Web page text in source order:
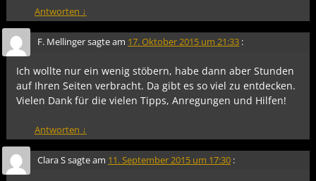
Antworten ↓
F. Mellingersagte am 17. Oktober 2015 um 21:33 :
Ich wollte nur ein wenig stöbern, habe dann aber Stunden
auf Ihren Seiten verbracht. Da gibt es so viel zu entdecken.
Vielen Dank für die vielen Tipps, Anregungen und Hilfen!
Antworten ↓
Clara Ssagte am 11. September 2015 um 17:30 :